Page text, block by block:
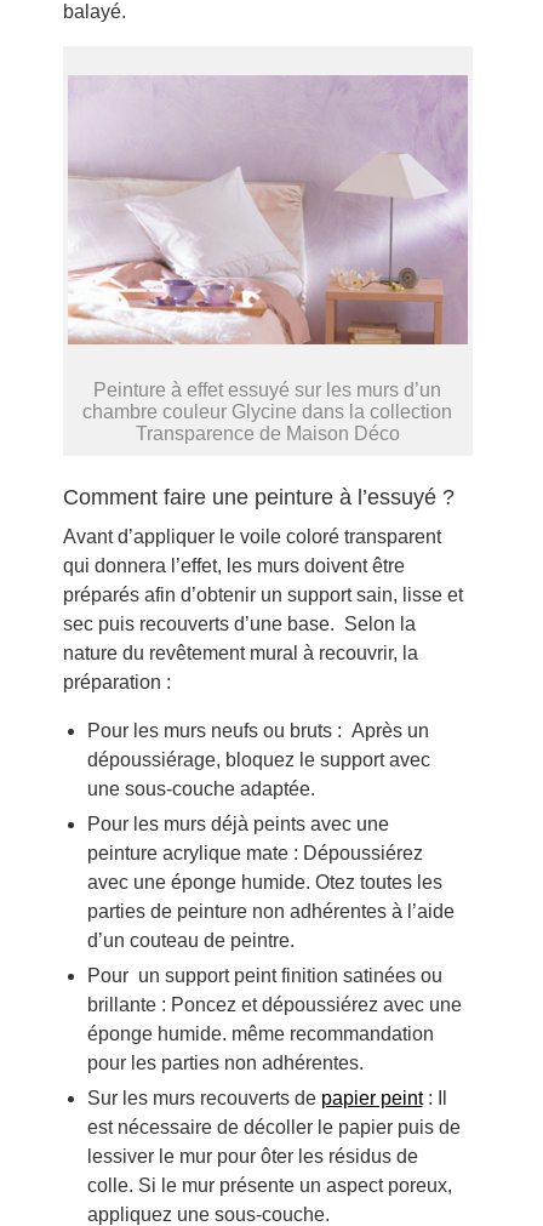
balayé.
Peinture à effet essuyé sur les murs d’un
chambre couleur Glycine dans la collection
Transparence de Maison Déco
Comment faire une peinture à l’essuyé ?
Avant d’appliquer le voile coloré transparent
qui donnera l’effet, les murs doivent être
préparés afin d’obtenir un support sain, lisse et
sec puis recouverts d’une base. Selon la
nature du revêtement mural à recouvrir, la
préparation :
Pour les murs neufs ou bruts : Après un
dépoussiérage, bloquez le support avec
une sous-couche adaptée.
Pour les murs déjà peints avec une
peinture acrylique mate : Dépoussiérez
avec une éponge humide. Otez toutes les
parties de peinture non adhérentes à l’aide
d’un couteau de peintre.
Pour un support peint finition satinées ou
brillante : Poncez et dépoussiérez avec une
éponge humide. même recommandation
pour les parties non adhérentes.
Sur les murs recouverts de papier peint: Il
est nécessaire de décoller le papier puis de
lessiver le mur pour ôter les résidus de
colle. Si le mur présente un aspect poreux,
appliquez une sous-couche.